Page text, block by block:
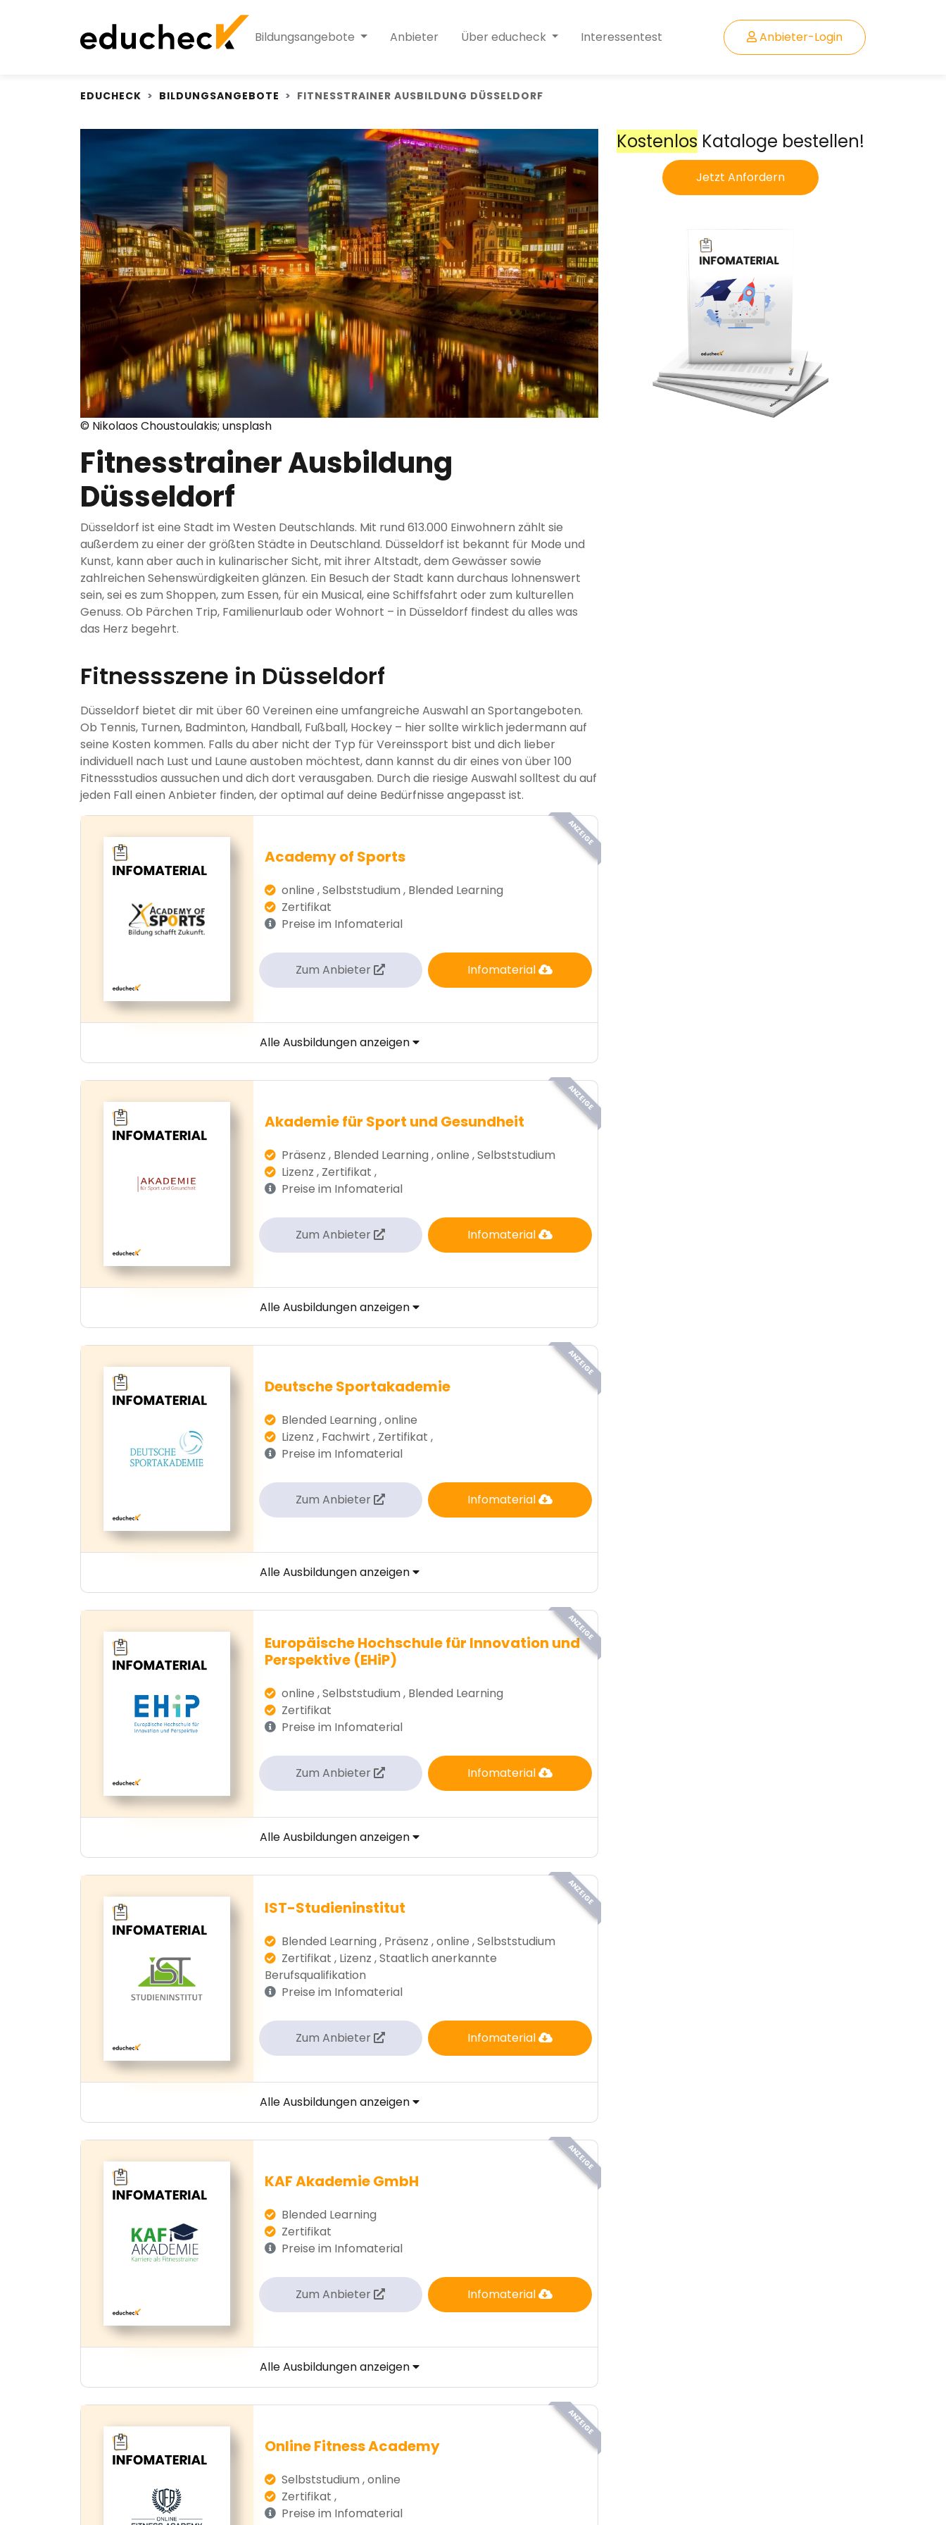
Bildungsangebote Anbieter Über educheck Interessentest Anbieter-Login
EDUCHECK BILDUNGSANGEBOTE FITNESSTRAINER AUSBILDUNG DÜSSELDORF
© Nikolaos Choustoulakis; unsplash
Fitnesstrainer Ausbildung
Düsseldorf
Düsseldorf ist eine Stadt im Westen Deutschlands. Mit rund 613.000 Einwohnern zählt sie
außerdem zu einer der größten Städte in Deutschland. Düsseldorf ist bekannt für Mode und
Kunst, kann aber auch in kulinarischer Sicht, mit ihrer Altstadt, dem Gewässer sowie
zahlreichen Sehenswürdigkeiten glänzen. Ein Besuch der Stadt kann durchaus lohnenswert
sein, sei es zum Shoppen, zum Essen, für ein Musical, eine Schiffsfahrt oder zum kulturellen
Genuss. Ob Pärchen Trip, Familienurlaub oder Wohnort – in Düsseldorf findest du alles was
das Herz begehrt.
Fitnessszene in Düsseldorf
Düsseldorf bietet dir mit über 60 Vereinen eine umfangreiche Auswahl an Sportangeboten.
Ob Tennis, Turnen, Badminton, Handball, Fußball, Hockey – hier sollte wirklich jedermann auf
seine Kosten kommen. Falls du aber nicht der Typ für Vereinssport bist und dich lieber
individuell nach Lust und Laune austoben möchtest, dann kannst du dir eines von über 100
Fitnessstudios aussuchen und dich dort verausgaben. Durch die riesige Auswahl solltest du auf
jeden Fall einen Anbieter finden, der optimal auf deine Bedürfnisse angepasst ist.
ANZEIGE
Academy of Sports
online , Selbststudium , Blended Learning
Zertifikat
Preise im Infomaterial
Zum Anbieter Infomaterial
Alle Ausbildungen anzeigen
ANZEIGE
Akademie für Sport und Gesundheit
Präsenz , Blended Learning , online , Selbststudium
Lizenz , Zertifikat ,
Preise im Infomaterial
Zum Anbieter Infomaterial
Alle Ausbildungen anzeigen
ANZEIGE
Deutsche Sportakademie
Blended Learning , online
Lizenz , Fachwirt , Zertifikat ,
Preise im Infomaterial
Zum Anbieter Infomaterial
Alle Ausbildungen anzeigen
ANZEIGE
Europäische Hochschule für Innovation und
Perspektive (EHiP)
online , Selbststudium , Blended Learning
Zertifikat
Preise im Infomaterial
Zum Anbieter Infomaterial
Alle Ausbildungen anzeigen
ANZEIGE
IST-Studieninstitut
Blended Learning , Präsenz , online , Selbststudium
Zertifikat , Lizenz , Staatlich anerkannte
Berufsqualifikation
Preise im Infomaterial
Zum Anbieter Infomaterial
Alle Ausbildungen anzeigen
ANZEIGE
KAF Akademie GmbH
Blended Learning
Zertifikat
Preise im Infomaterial
Zum Anbieter Infomaterial
Alle Ausbildungen anzeigen
ANZEIGE
Online Fitness Academy
Selbststudium , online
Zertifikat ,
Preise im Infomaterial
Kostenlos Kataloge bestellen!
Jetzt Anfordern